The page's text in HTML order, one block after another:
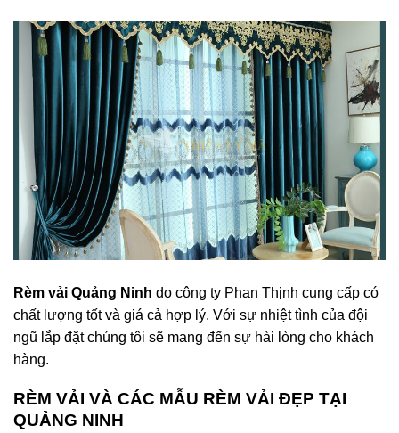
Rèm vải Quảng Ninh do công ty Phan Thịnh cung cấp có
chất lượng tốt và giá cả hợp lý. Với sự nhiệt tình của đội
ngũ lắp đặt chúng tôi sẽ mang đến sự hài lòng cho khách
hàng.
RÈM VẢI VÀ CÁC MẪU RÈM VẢI ĐẸP TẠI
QUẢNG NINH